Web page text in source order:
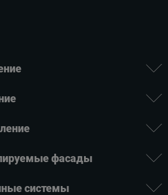
фасады
системы